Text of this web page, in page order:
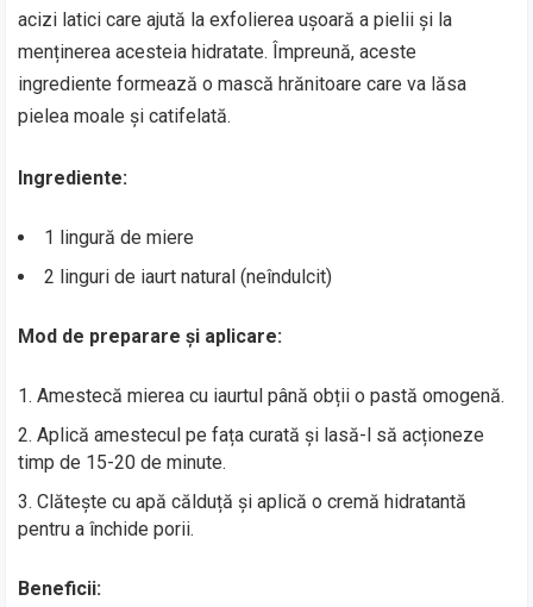
acizi latici care ajută la exfolierea ușoară a pielii și la
menținerea acesteia hidratate. Împreună, aceste
ingrediente formează o mască hrănitoare care va lăsa
pielea moale și catifelată.
Ingrediente:
1 lingură de miere
2 linguri de iaurt natural (neîndulcit)
Mod de preparare și aplicare:
Amestecă mierea cu iaurtul până obții o pastă omogenă.
Aplică amestecul pe fața curată și lasă-l să acționeze
timp de 15-20 de minute.
Clătește cu apă călduță și aplică o cremă hidratantă
pentru a închide porii.
Beneficii: